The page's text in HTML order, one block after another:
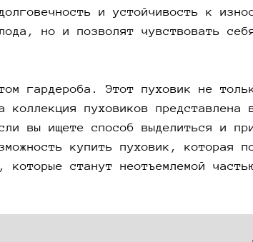
при этом оставаться
пуховик – ваш
вашего осенне-
и устойчивость к
но и позволят чувствовать
гардероба. Этот пуховик не
пуховиков представлена
вы ищете способ выделиться и
купить пуховик, которая
станут неотъемлемой